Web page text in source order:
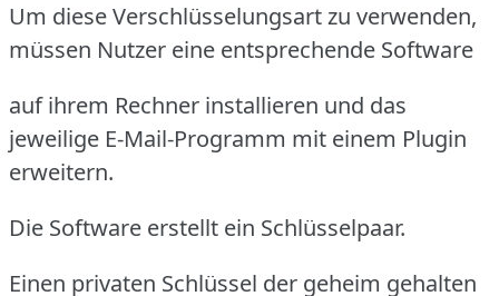
Um diese Verschlüsselungsart zu verwenden,
müssen Nutzer eine entsprechende Software
auf ihrem Rechner installieren und das
jeweilige E-Mail-Programm mit einem Plugin
erweitern.
Die Software erstellt ein Schlüsselpaar.
Einen privaten Schlüssel der geheim gehalten